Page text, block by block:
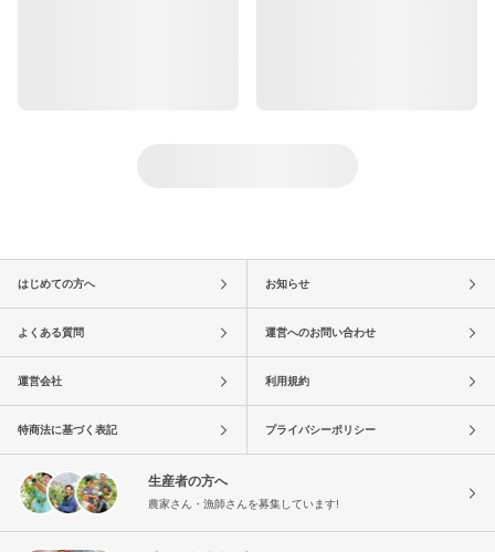
はじめての方へ お知らせ
よくある質問 運営へのお問い合わせ
運営会社 利用規約
特商法に基づく表記 プライバシーポリシー
生産者の方へ
農家さん・漁師さんを募集しています!